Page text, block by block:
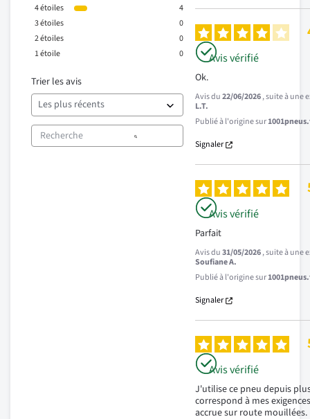
4étoiles
4
3étoiles
0
2étoiles
0
1étoile 0
Trier les avis
Avis vérifié
Ok.
Avis du22/06/2026, suite à une
L.T.
Publié à l'origine sur
Signaler
Avis vérifié
Parfait
Avis du31/05/2026, suite à une
Soufiane A.
Publié à l'origine sur
Signaler
Avis vérifié
J'utilise ce pneu depuis
correspond à mes
accrue sur route mouillées.